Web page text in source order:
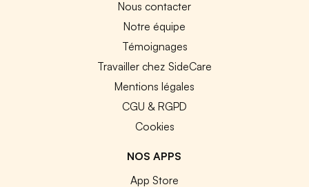
Nous contacter
Notre équipe
Témoignages
Travailler chez SideCare
Mentions légales
CGU & RGPD
Cookies
NOS APPS
App Store